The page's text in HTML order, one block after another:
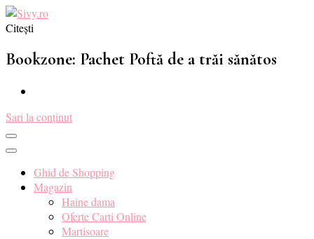
Sivy.ro ❤️
Sivy.ro este un sursa de inspiratie si un ghid de cumparare online
pentru tine. ❤️
Citești
Bookzone: Pachet Poftă de a trăi sănătos
Sari la conținut
Ghid de Shopping
Magazin
Haine dama
Oferte Carti Online
Martisoare